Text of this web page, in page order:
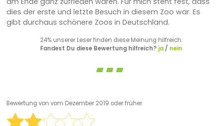
dies der erste und letzte Besuch in diesem Zoo war. Es
gibt durchaus schönere Zoos in Deutschland.
24% unserer Leser finden diese Meinung hilfreich.
Fandest Du diese Bewertung hilfreich? ja/ nein
Bewertung von vom Dezember 2019 oder früher